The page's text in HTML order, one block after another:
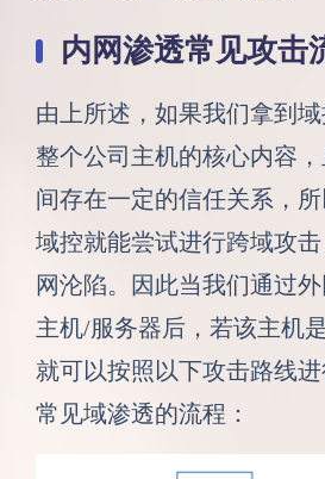
内网渗透常见攻击
由上所述，如果我们拿到
整个公司主机的核心内容
间存在一定的信任关系，
域控就能尝试进行跨域攻
网沦陷。因此当我们通过
主机/服务器后，若该主机
就可以按照以下攻击路线
常见域渗透的流程：